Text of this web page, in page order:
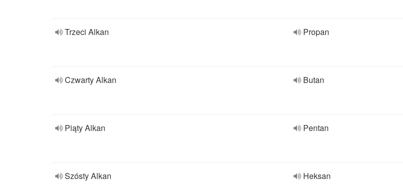
Trzeci Alkan Propan
Czwarty Alkan Butan
Piąty Alkan Pentan
Szósty Alkan Heksan